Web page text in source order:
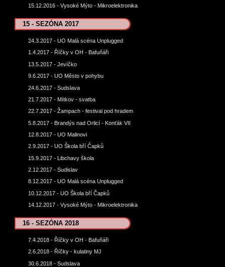
15.12.2016 - Vysoké Mýto - Mikroelektronika
15 - SEZÓNA 2017
24.3.2017 - UO Malá scéna Unplugged
1.4.2017 - Říčky v OH - Bafuňáři
13.5.2017 - Jevíčko
9.6.2017 - UO Město v pohybu
24.6.2017 - Sudslava
21.7.2017 - Mítkov - svatba
22.7.2017 - Žampach - festival pod hradem
5.8.2017 - Brandýs nad Orlicí - Konťák VII
12.8.2017 - UO Malinovi
2.9.2017 - UO Škola bří Čapků
15.9.2017 - Libchavy škola
2.12.2017 - Sudislav
8.12.2017 - UO Malá scéna Unplugged
10.12.2017 - UO Škola bří Čapků
14.12.2017 - Vysoké Mýto - Mikroelektronika
16 - SEZÓNA 2018
7.4.2018 - Říčky v OH - Bafuňáři
2.6.2018 - Říčky - kulatiny MJ
30.6.2018 - Sudslava